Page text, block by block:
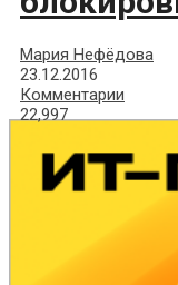
Мария Нефёдова
23.12.2016
Комментарии
22,997